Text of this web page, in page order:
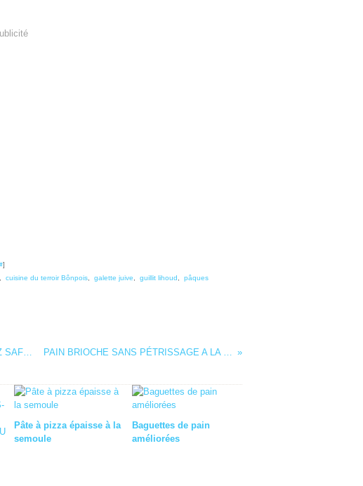
]
cuisine du terroir Bônpois galette juive guillit lihoud pâques
MISTRALETTE EN VERRINES DE CRÈME DE RIZ SAFRANÉ CITRON AMANDES PAIN BRIOCHE SANS PÉTRISSAGE A LA FLEUR D'ORANGER
Pâte à pizza épaisse à la
semoule
Baguettes de pain
améliorées